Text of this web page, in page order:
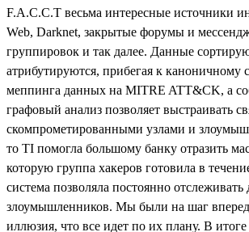
F.A.C.C.T весьма интересные источники
Web, Darknet, закрытые форумы и
группировок и так далее. Данные
атрибутируются, прибегая к каноничному
меппинга данных на MITRE ATT&CK, а
графовый анализ позволяет выстраивать
скомпрометированными узлами и
то TI помогла большому банку отразить
которую группа хакеров готовила в
система позволяла постоянно отслеживать
злоумышленников. Мы были на шаг
иллюзия, что все идет по их плану. В